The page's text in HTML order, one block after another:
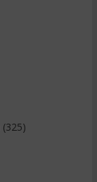
(325)